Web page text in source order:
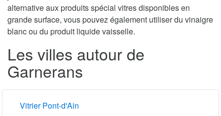
alternative aux produits spécial vitres disponibles en
grande surface, vous pouvez également utiliser du vinaigre
blanc ou du produit liquide vaisselle.
Les villes autour de
Garnerans
Vitrier Pont-d'Ain